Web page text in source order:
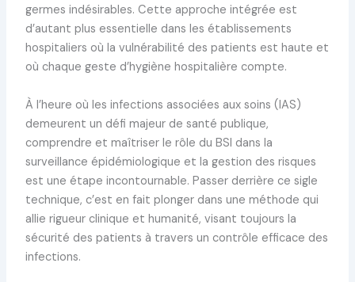
germes indésirables. Cette approche intégrée est
d’autant plus essentielle dans les établissements
hospitaliers où la vulnérabilité des patients est haute et
où chaque geste d’hygiène hospitalière compte.
À l’heure où les infections associées aux soins (IAS)
demeurent un défi majeur de santé publique,
comprendre et maîtriser le rôle du BSI dans la
surveillance épidémiologique et la gestion des risques
est une étape incontournable. Passer derrière ce sigle
technique, c’est en fait plonger dans une méthode qui
allie rigueur clinique et humanité, visant toujours la
sécurité des patients à travers un contrôle efficace des
infections.